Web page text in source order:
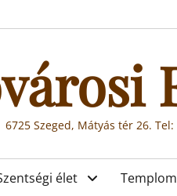
6725 Szeged, Mátyás tér 26.
élet